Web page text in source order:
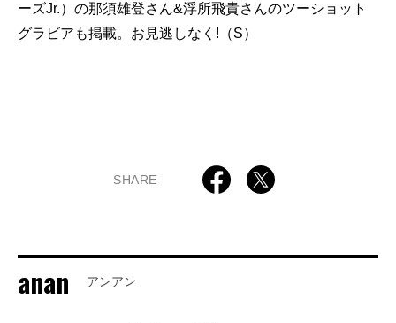
ーズJr.）の那須雄登さん&浮所飛貴さんのツーショット
グラビアも掲載。お見逃しなく!（S）
SHARE
anan アンアン